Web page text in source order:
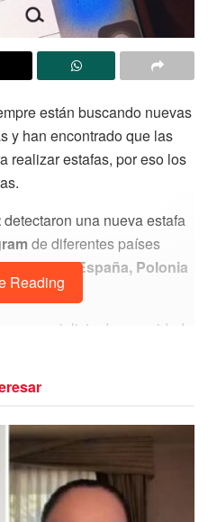
están buscando nuevas
y han encontrado que las
realizar estafas, por eso los
detectaron una nueva estafa
de diferentes países
Francia, España, Polonia
especialista de seguridad
“afortunados
tarjeta de regalo de
enlace a su perfil de
una larga lista de perfiles
Reading